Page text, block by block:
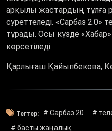
арқылы жастардың тұлға
суреттеледі. «Сарбаз 2.0»
тұрады. Осы күзде «Хабар»
көрсетіледі.
Қарлығаш Қайыпбекова,
Тегтер: # Сарбаз 20 #
# басты жаңалық